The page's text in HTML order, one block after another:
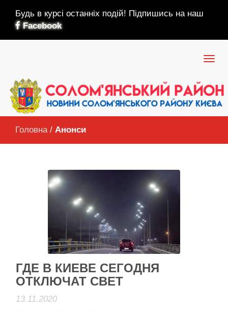
Будь в курсі останніх подій! Підпишись на наш
Facebook
Головна / Анонси
Анонси
ГДЕ В КИЕВЕ СЕГОДНЯ
ОТКЛЮЧАТ СВЕТ
13.11.2020